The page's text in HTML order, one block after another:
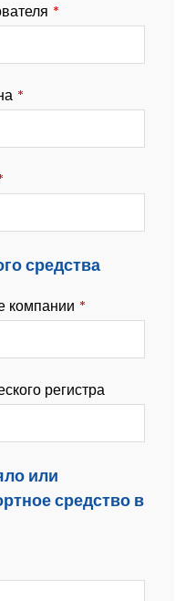
*
*
средства
компании *
регистра
или
средство в